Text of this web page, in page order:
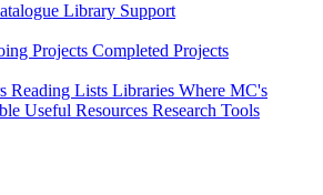
Library Support
Projects Completed Projects
Reading Lists Libraries Where MC's
Useful Resources Research Tools